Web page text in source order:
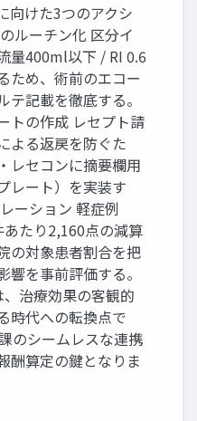
向けた3つのアクシ
ルーチン化 区分イ
量400ml以下 / RI 0.6
ため、術前のエコー
テ記載を徹底する。
トの作成 レセプト請
よる返戻を防ぐた
レセコンに摘要欄用
レート）を実装す
ーション 軽症例
あたり2,160点の減算
の対象患者割合を把
響を事前評価する。
治療効果の客観的
時代への転換点で
のシームレスな連携
酬算定の鍵となりま